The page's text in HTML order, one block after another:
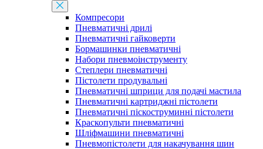
Компресори
Пневматичні дрилі
Пневматичні гайковерти
Бормашинки пневматичні
Набори пневмоінструменту
Степлери пневматичні
Пістолети продувальні
Пневматичні шприци для подачі мастила
Пневматичні картриджні пістолети
Пневматичні піскоструминні пістолети
Краскопульти пневматичні
Шліфмашини пневматичні
Пневмопістолети для накачування шин